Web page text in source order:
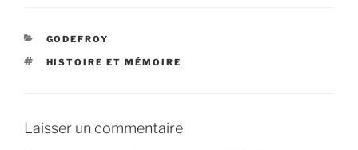
o
k
e
s
r
CATÉGORIES
GODEFROY
ÉTIQUETTES
HISTOIRE ET MÉMOIRE
Laisser un commentaire